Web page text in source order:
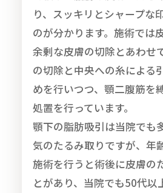
り、スッキリとシャープな
のが分かります。施術では
余剰な皮膚の切除とあわせ
の切除と中央への糸による
めを行いつつ、顎二腹筋を
処置を行っています。
顎下の脂肪吸引は当院でも
気のたるみ取りですが、年
施術を行うと術後に皮膚の
とがあり、当院でも50代以